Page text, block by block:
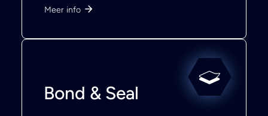
Meer info
Bond & Seal